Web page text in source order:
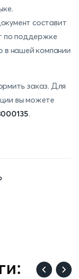
составит
по поддержке
в нашей компании
заказ. Для
вы можете
.